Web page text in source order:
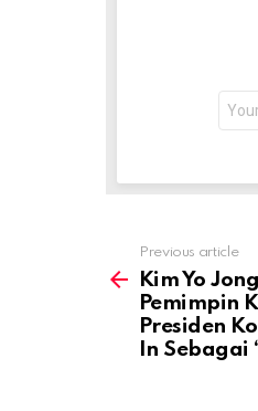
more
Previous article
Kim Yo
Pemimpin
Presiden
In Sebagai